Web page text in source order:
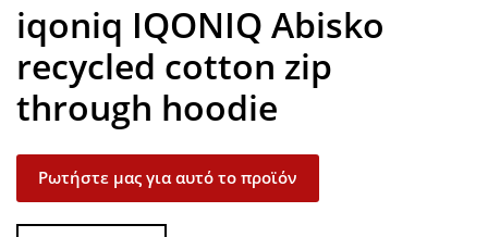
iqoniq IQONIQ Abisko
recycled cotton zip
through hoodie
Ρωτήστε μας για αυτό το προϊόν